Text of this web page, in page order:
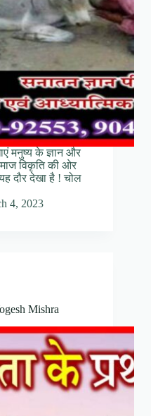
मनुष्य के ज्ञान और
विकृति की ओर
दौर देखा है ! चोल
4, 2023
Mishra